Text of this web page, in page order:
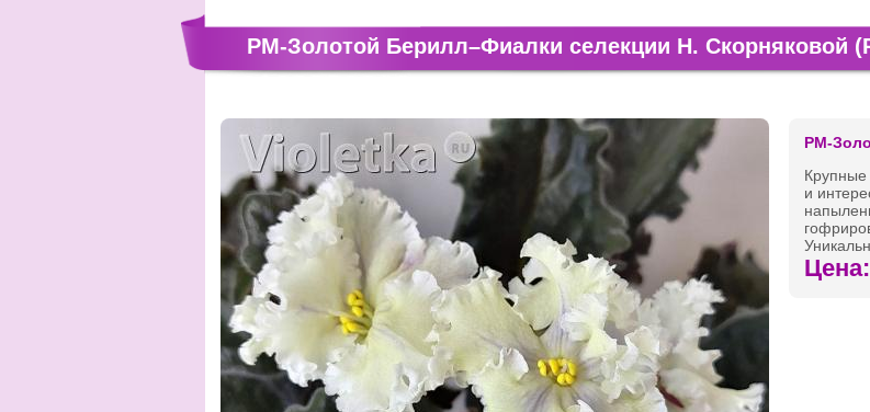
РМ-Золотой Берилл–Фиалки селекции Н. Скорняковой
РМ-
Крупные
и